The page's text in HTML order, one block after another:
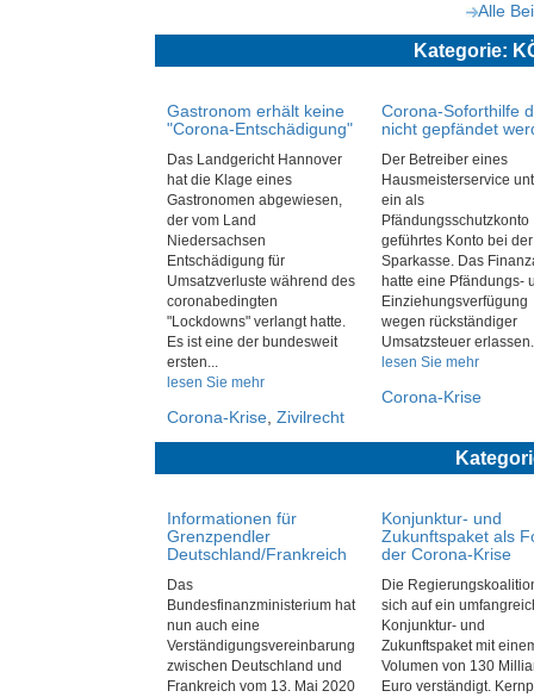
Alle
Kategorie:
Gastronom erhält keine
"Corona-Entschädigung"
Das Landgericht Hannover
hat die Klage eines
Gastronomen abgewiesen,
der vom Land
Niedersachsen
Entschädigung für
Umsatzverluste während des
coronabedingten
"Lockdowns" verlangt hatte.
Es ist eine der bundesweit
ersten...
lesen Sie mehr
Corona-Krise, Zivilrecht
Corona-Soforthilfe
nicht gepfändet
Der Betreiber eines
Hausmeisterservice
ein als
Pfändungsschutzkonto
geführtes Konto bei der
Sparkasse. Das
hatte eine Pfändungs-
Einziehungsverfügung
wegen rückständiger
Umsatzsteuer
lesen Sie mehr
Corona-Krise
Informationen für
Grenzpendler
Deutschland/Frankreich
Das
Bundesfinanzministerium hat
nun auch eine
Verständigungsvereinbarung
zwischen Deutschland und
Frankreich vom 13. Mai 2020
Konjunktur- und
Zukunftspaket als
der Corona-Krise
Die
sich auf ein
Konjunktur- und
Zukunftspaket mit
Volumen von 130
Euro verständigt.